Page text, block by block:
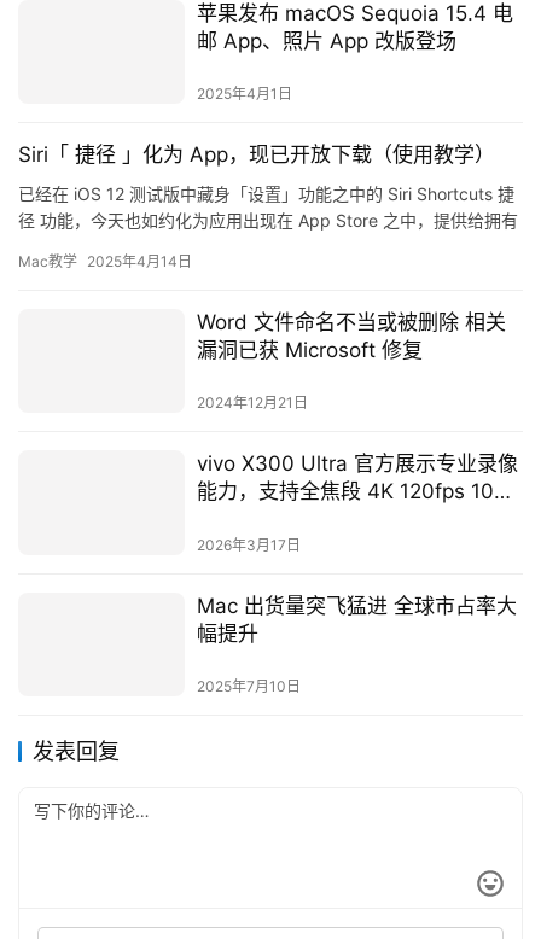
苹果发布 macOS Sequoia 15.4 电
邮 App、照片 App 改版登场
2025年4月1日
Siri「 捷径 」化为 App，现已开放下载（使用教学）
已经在 iOS 12 测试版中藏身「设置」功能之中的 Siri Shortcuts 捷
径 功能，今天也如约化为应用出现在 App Store 之中，提供给拥有
Mac教学 2025年4月14日
Word 文件命名不当或被删除 相关
漏洞已获 Microsoft 修复
2024年12月21日
vivo X300 Ultra 官方展示专业录像
能力，支持全焦段 4K 120fps 10bit
2026年3月17日
Mac 出货量突飞猛进 全球市占率大
幅提升
2025年7月10日
发表回复